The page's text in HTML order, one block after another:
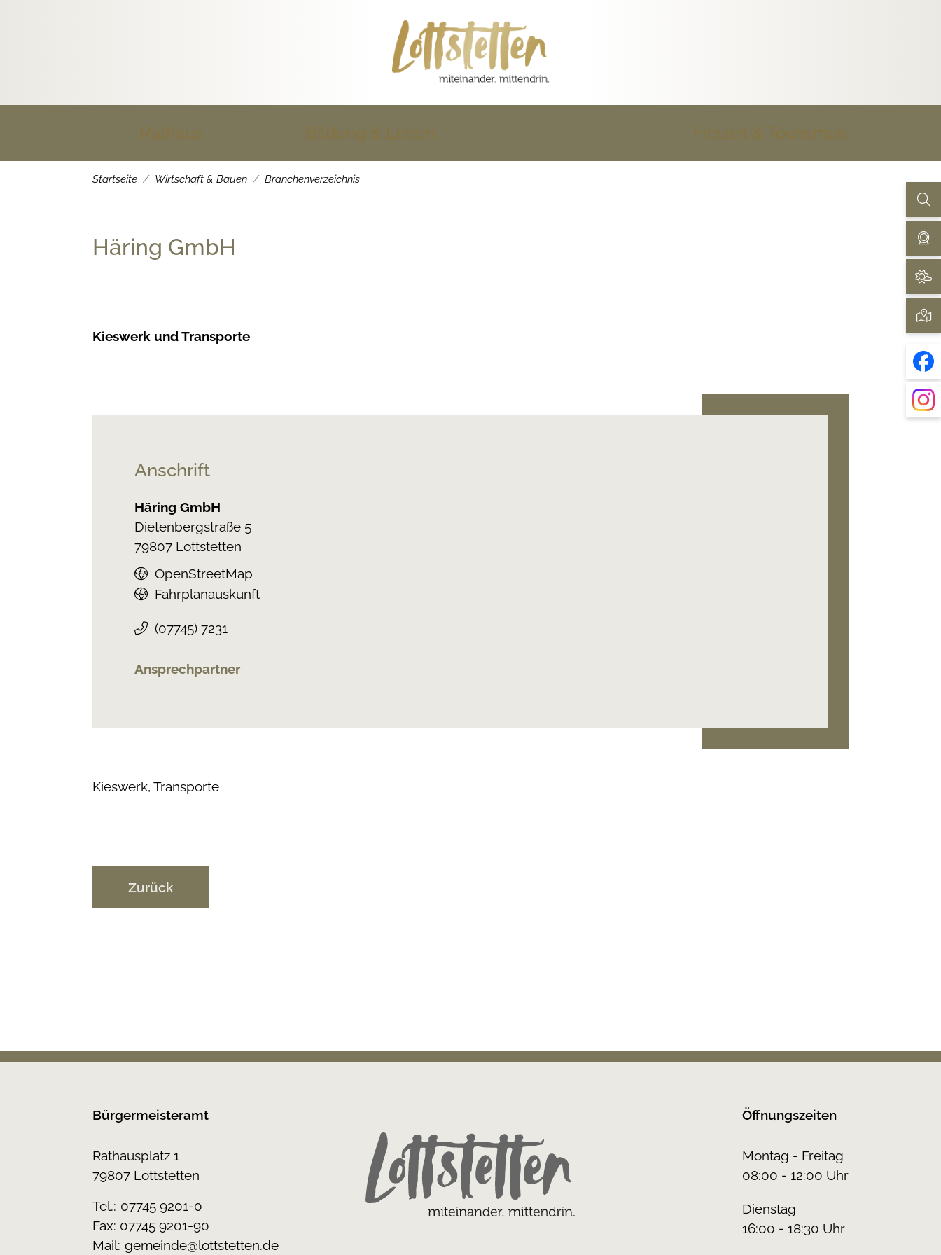
Rathaus Bildung & Leben Freizeit & Tourismus
Startseite Wirtschaft & Bauen Branchenverzeichnis
Häring GmbH
Kieswerk und Transporte
Anschrift
Häring GmbH
Dietenbergstraße 5
79807 Lottstetten
OpenStreetMap
Fahrplanauskunft
(07745) 7231
Ansprechpartner
Kieswerk, Transporte
Zurück
Bürgermeisteramt
Rathausplatz 1
79807 Lottstetten
Tel.: 07745 9201-0
Fax: 07745 9201-90
Mail: gemeinde@lottstetten.de
Öffnungszeiten
Montag - Freitag
08:00 - 12:00 Uhr
Dienstag
16:00 - 18:30 Uhr